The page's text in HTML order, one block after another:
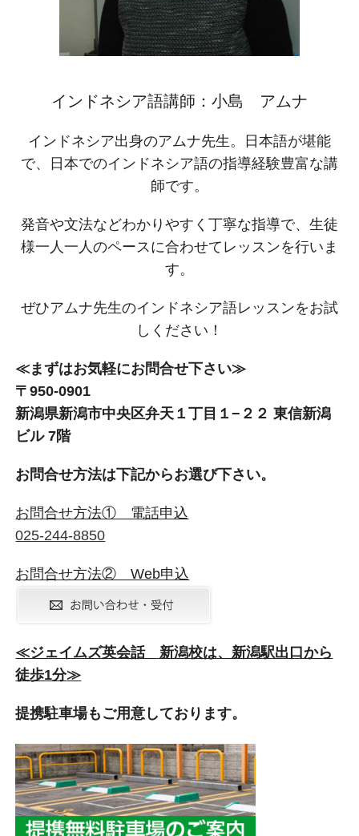
インドネシア語講師：小島 アムナ
インドネシア出身のアムナ先生。日本語が堪能
で、日本でのインドネシア語の指導経験豊富な講
師です。
発音や文法などわかりやすく丁寧な指導で、生徒
様一人一人のペースに合わせてレッスンを行いま
す。
ぜひアムナ先生のインドネシア語レッスンをお試
しください！
≪まずはお気軽にお問合せ下さい≫
〒950-0901
新潟県新潟市中央区弁天１丁目１−２２ 東信新潟
ビル 7階
お問合せ方法は下記からお選び下さい。
お問合せ方法① 電話申込
025-244-8850
お問合せ方法② Web申込
≪ジェイムズ英会話 新潟校は、新潟駅出口から
徒歩1分≫
提携駐車場もご用意しております。